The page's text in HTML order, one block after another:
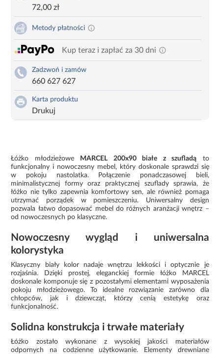
72,00 zł
Metody płatności
Kup teraz i zapłać za 30 dni
Zadzwoń i zamów
660 627 627
Karta produktu
Drukuj
Łóżko młodzieżowe MARCEL 200x90 białe z szufladą to
funkcjonalny i nowoczesny mebel, który doskonale sprawdzi się
w pokoju nastolatka. Połączenie ponadczasowej bieli,
minimalistycznej formy oraz praktycznej szuflady sprawia, że
łóżko nie tylko zapewnia komfortowy sen, ale również pomaga
utrzymać porządek w pomieszczeniu. Uniwersalny design
pozwala łatwo dopasować mebel do różnych aranżacji wnętrz –
od nowoczesnych po klasyczne.
Nowoczesny wygląd i uniwersalna
kolorystyka
Klasyczny biały kolor nadaje wnętrzu lekkości i optycznie je
rozjaśnia. Dzięki prostej, eleganckiej formie łóżko MARCEL
doskonale komponuje się z pozostałymi elementami wyposażenia
pokoju młodzieżowego. To idealne rozwiązanie zarówno dla
chłopców, jak i dziewcząt, którzy cenią estetykę oraz
funkcjonalność.
Solidna konstrukcja i trwałe materiały
Łóżko zostało wykonane z wysokiej jakości materiałów
odpornych na codzienne użytkowanie. Elementy drewniane